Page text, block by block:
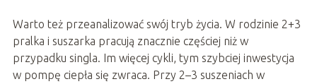
Warto też przeanalizować swój tryb życia. W rodzinie 2+3
pralka i suszarka pracują znacznie częściej niż w
przypadku singla. Im więcej cykli, tym szybciej inwestycja
w pompę ciepła się zwraca. Przy 2–3 suszeniach w